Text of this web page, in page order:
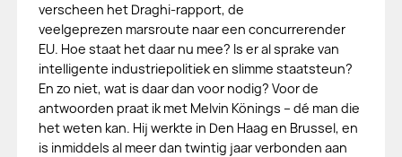
verscheen het Draghi-rapport, de
veelgeprezen marsroute naar een concurrerender
EU. Hoe staat het daar nu mee? Is er al sprake van
intelligente industriepolitiek en slimme staatsteun?
En zo niet, wat is daar dan voor nodig? Voor de
antwoorden praat ik met Melvin Könings – dé man die
het weten kan. Hij werkte in Den Haag en Brussel, en
is inmiddels al meer dan twintig jaar verbonden aan